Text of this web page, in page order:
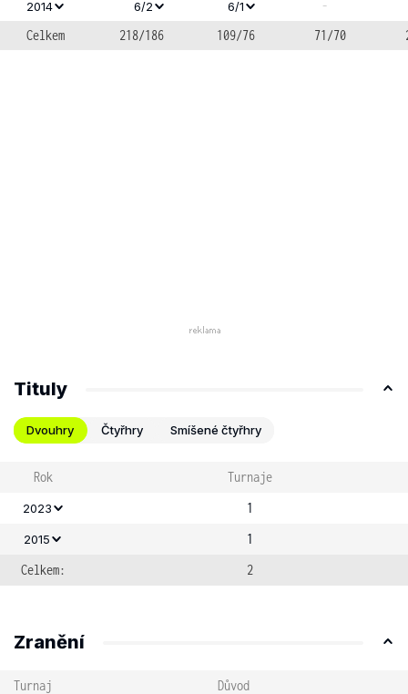
2014 6/2 6/1
-
Celkem
218/186 109/76 71/70
Tituly
Dvouhry Čtyřhry Smíšené čtyřhry
Rok Turnaje
2023 1
2015
1
Celkem:
2
Zranění
Turnaj
Důvod